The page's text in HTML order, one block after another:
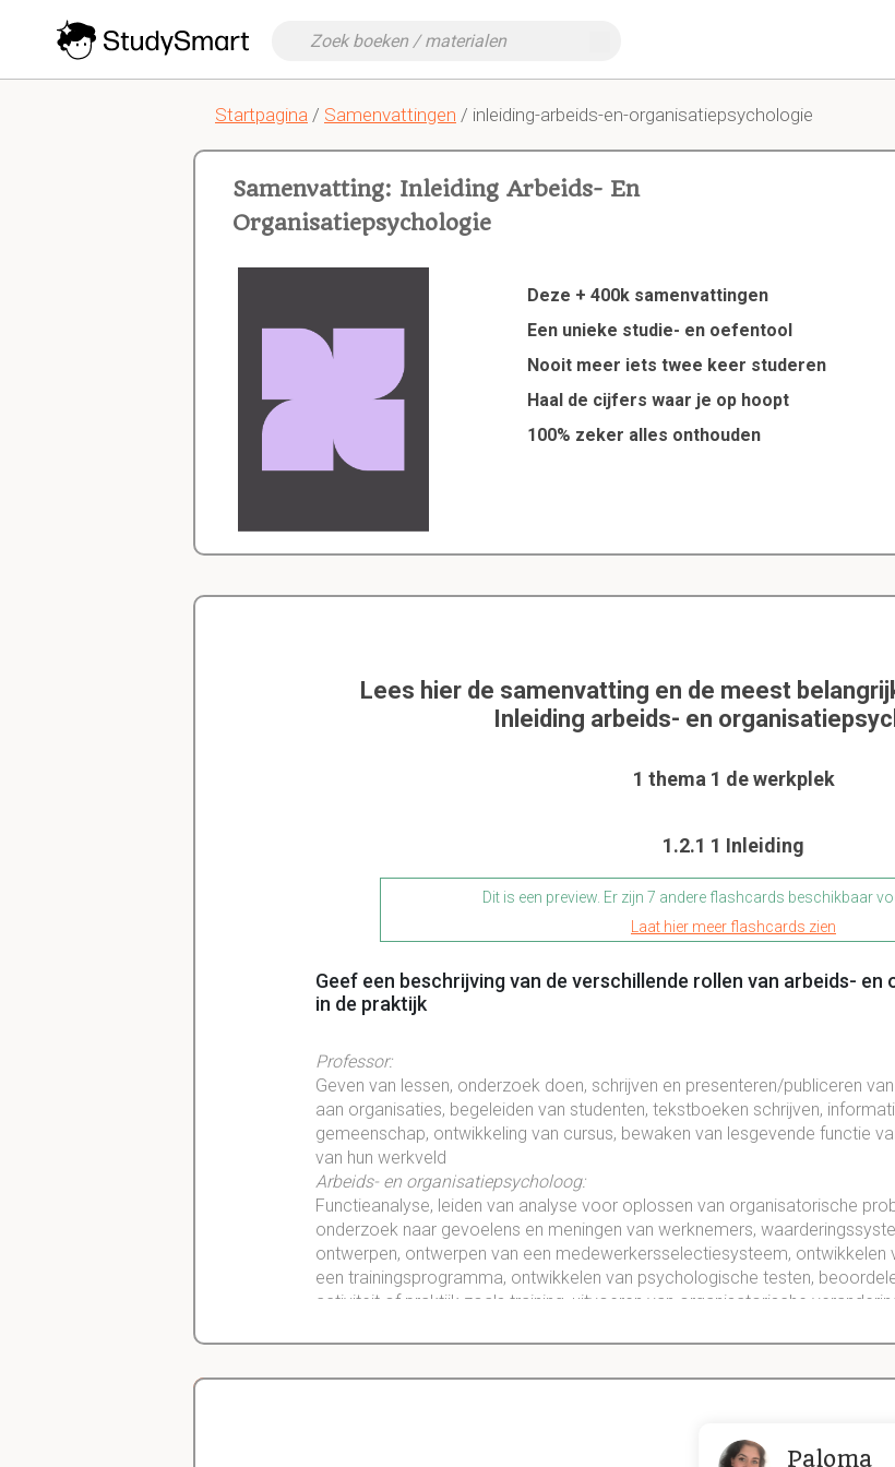
Startpagina / Samenvattingen / inleiding-arbeids-en-organisatiepsychologie
Samenvatting: Inleiding Arbeids- En
Organisatiepsychologie
Deze + 400k samenvattingen
Een unieke studie- en oefentool
Nooit meer iets twee keer studeren
Haal de cijfers waar je op hoopt
100% zeker alles onthouden
Lees hier de samenvatting en de meest
Inleiding arbeids- en
1 thema 1 de werkplek
1.2.1 1 Inleiding
Dit is een preview. Er zijn 7 andere flashcards beschikbaar
Laat hier meer flashcards zien
Geef een beschrijving van de verschillende rollen van arbeids-
in de praktijk
Professor:
Geven van lessen, onderzoek doen, schrijven en presenteren/publiceren
aan organisaties, begeleiden van studenten, tekstboeken schrijven,
gemeenschap, ontwikkeling van cursus, bewaken van lesgevende functie
van hun werkveld
Arbeids- en organisatiepsycholoog:
Functieanalyse, leiden van analyse voor oplossen van organisatorische
onderzoek naar gevoelens en meningen van werknemers,
ontwerpen, ontwerpen van een medewerkersselectiesysteem, ontwikkelen
een trainingsprogramma, ontwikkelen van psychologische testen,
activiteit of praktijk zoals training, uitvoeren van organisatorische
Welke rol speelt onderzoek voor A&O-psycholoog?
en trainen van werknemers. Vaak is
Paloma